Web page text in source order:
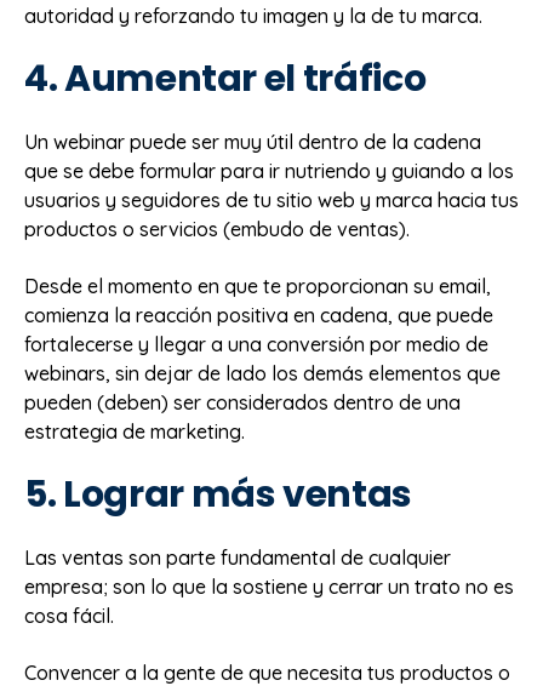
autoridad y reforzando tu imagen y la de tu marca.
4. Aumentar el tráfico
Un webinar puede ser muy útil dentro de la cadena
que se debe formular para ir nutriendo y guiando a los
usuarios y seguidores de tu sitio web y marca hacia tus
productos o servicios (embudo de ventas).
Desde el momento en que te proporcionan su email,
comienza la reacción positiva en cadena, que puede
fortalecerse y llegar a una conversión por medio de
webinars, sin dejar de lado los demás elementos que
pueden (deben) ser considerados dentro de una
estrategia de marketing.
5. Lograr más ventas
Las ventas son parte fundamental de cualquier
empresa; son lo que la sostiene y cerrar un trato no es
cosa fácil.
Convencer a la gente de que necesita tus productos o